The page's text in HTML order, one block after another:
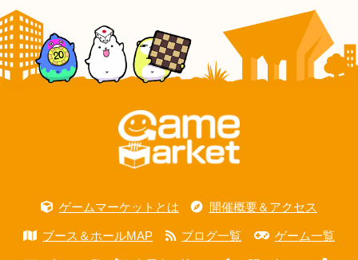
ゲームマーケットとは 開催概要＆アクセス
ブース＆ホールMAP ブログ一覧 ゲーム一覧